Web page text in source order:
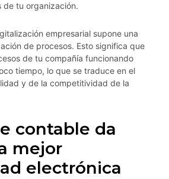
de tu organización.
empresarial supone una
de procesos. Esto significa que
de tu compañía funcionando
tiempo, lo que se traduce en el
y de la competitividad de la
contable da
mejor
electrónica